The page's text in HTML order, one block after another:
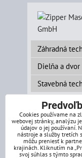
Záhradná
Dielňa a dvor
Stavebná
Cookies používame na
webovej stránky, analýzu
údajov o jej používaní.
nástroje a služby tretích
môžu preniesť k
krajinách. Kliknutím na
svoj súhlas s týmto